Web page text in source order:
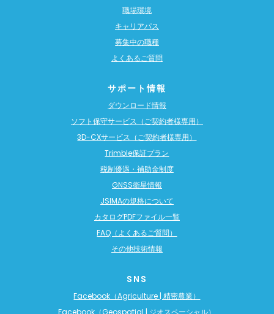
職場環境
キャリアパス
募集中の職種
よくあるご質問
サポート情報
ダウンロード情報
ソフト保守サービス（ご契約者様専用）
3D-CXサービス（ご契約者様専用）
Trimble保証プラン
税制優遇・補助金制度
GNSS衛星情報
JSIMAの規格について
カタログPDFファイル一覧
FAQ（よくあるご質問）
その他技術情報
SNS
Facebook（Agriculture | 精密農業）
Facebook（Geospatial | ジオスペーシャル）